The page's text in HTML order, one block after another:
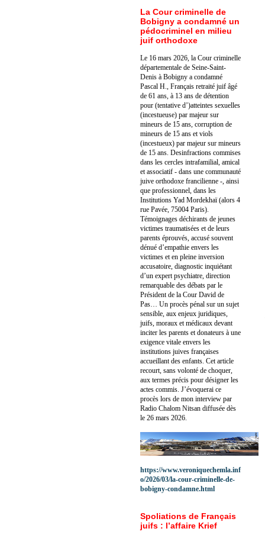
La Cour criminelle de
Bobigny a condamné un
pédocriminel en milieu
juif orthodoxe
Le 16 mars 2026, la Cour criminelle
départementale de Seine-Saint-
Denis à Bobigny a condamné
Pascal H., Français retraité juif âgé
de 61 ans, à 13 ans de détention
pour (tentative d’)atteintes sexuelles
(incestueuse) par majeur sur
mineurs de 15 ans, corruption de
mineurs de 15 ans et viols
(incestueux) par majeur sur mineurs
de 15 ans. Desinfractions commises
dans les cercles intrafamilial, amical
et associatif - dans une communauté
juive orthodoxe francilienne -, ainsi
que professionnel, dans les
Institutions Yad Mordekhaï (alors 4
rue Pavée, 75004 Paris).
Témoignages déchirants de jeunes
victimes traumatisées et de leurs
parents éprouvés, accusé souvent
dénué d’empathie envers les
victimes et en pleine inversion
accusatoire, diagnostic inquiétant
d’un expert psychiatre, direction
remarquable des débats par le
Président de la Cour David de
Pas… Un procès pénal sur un sujet
sensible, aux enjeux juridiques,
juifs, moraux et médicaux devant
inciter les parents et donateurs à une
exigence vitale envers les
institutions juives françaises
accueillant des enfants. Cet article
recourt, sans volonté de choquer,
aux termes précis pour désigner les
actes commis. J’évoquerai ce
procès lors de mon interview par
Radio Chalom Nitsan diffusée dès
le 26 mars 2026.
https://www.veroniquechemla.inf
o/2026/03/la-cour-criminelle-de-
bobigny-condamne.html
Spoliations de Français
juifs : l’affaire Krief